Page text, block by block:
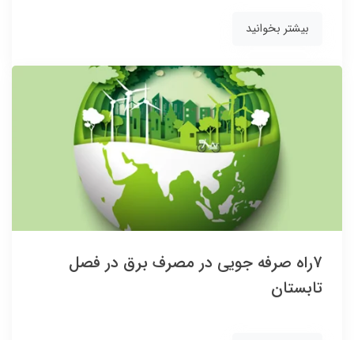
بیشتر بخوانید
7راه صرفه جویی در مصرف برق در فصل
تابستان